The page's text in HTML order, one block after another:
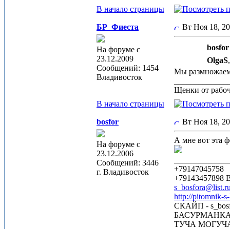
В начало страницы
БР_Фиеста
На форуме с
23.12.2009
Сообщений: 1454
Владивосток
Вт Ноя 18,
OlgaS
Мы
Щенки от
В начало страницы
bosfor
На форуме с
23.12.2006
Сообщений: 3446
г. Владивосток
Вт Ноя 18,
А мне вот эта
+79147045758
http://pitomnik-
СКАЙП -
ТУЧА